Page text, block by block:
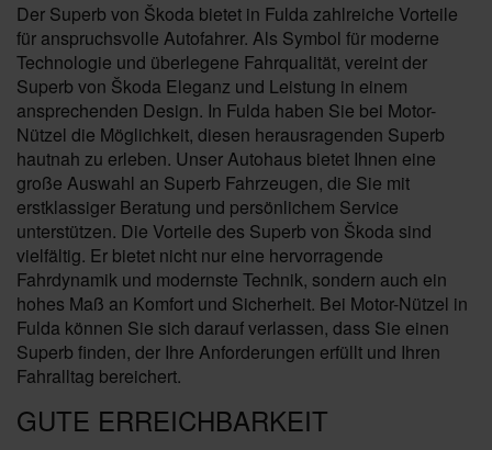
Der Superb von Škoda bietet in Fulda zahlreiche Vorteile
für anspruchsvolle Autofahrer. Als Symbol für moderne
Technologie und überlegene Fahrqualität, vereint der
Superb von Škoda Eleganz und Leistung in einem
ansprechenden Design. In Fulda haben Sie bei Motor-
Nützel die Möglichkeit, diesen herausragenden Superb
hautnah zu erleben. Unser Autohaus bietet Ihnen eine
große Auswahl an Superb Fahrzeugen, die Sie mit
erstklassiger Beratung und persönlichem Service
unterstützen. Die Vorteile des Superb von Škoda sind
vielfältig. Er bietet nicht nur eine hervorragende
Fahrdynamik und modernste Technik, sondern auch ein
hohes Maß an Komfort und Sicherheit. Bei Motor-Nützel in
Fulda können Sie sich darauf verlassen, dass Sie einen
Superb finden, der Ihre Anforderungen erfüllt und Ihren
Fahralltag bereichert.
GUTE ERREICHBARKEIT